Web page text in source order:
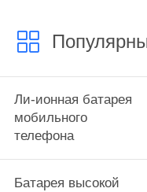
Ли-ионная батарея
мобильного
телефона
Батарея высокой